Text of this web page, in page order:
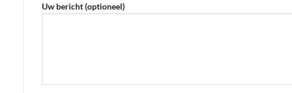
Gelieve dit veld leeg te laten.
Uw bericht (optioneel)